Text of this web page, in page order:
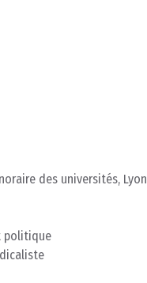
des universités, Lyon
politique